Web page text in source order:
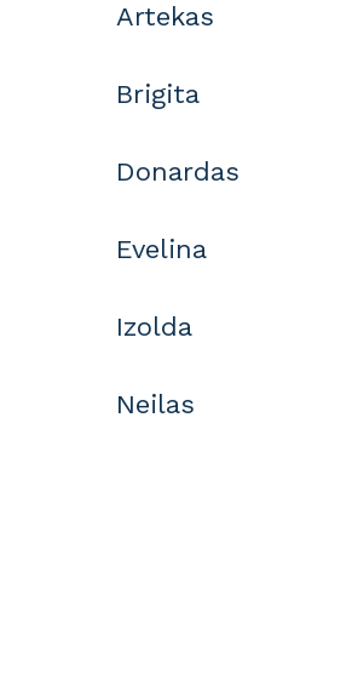
Artekas
Brigita
Donardas
Evelina
Izolda
Neilas